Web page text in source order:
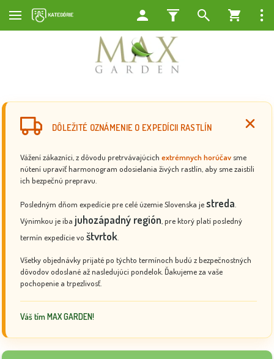
DÔLEŽITÉ OZNÁMENIE O EXPEDÍCII RASTLÍN
Vážení zákazníci, z dôvodu pretrvávajúcich extrémnych horúčav sme
nútení upraviť harmonogram odosielania živých rastlín, aby sme zaistili
ich bezpečnú prepravu.
Posledným dňom expedície pre celé územie Slovenska jestreda
Výnimkou je iba juhozápadný región , pre ktorý platí posledný
termín expedície vo štvrtok
Všetky objednávky prijaté po týchto termínoch budú z bezpečnostných
dôvodov odoslané až nasledujúci pondelok. Ďakujeme za vaše
pochopenie a trpezlivosť.
Váš tím MAX GARDEN!